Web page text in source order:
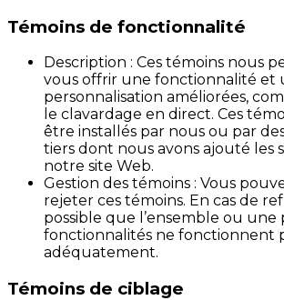
Témoins de fonctionnalité
Description : Ces témoins nous
vous offrir une fonctionnalité et
personnalisation améliorées,
le clavardage en direct. Ces
être installés par nous ou par
tiers dont nous avons ajouté les
notre site Web.
Gestion des témoins : Vous
rejeter ces témoins. En cas de
possible que l’ensemble ou une
fonctionnalités ne fonctionnent
adéquatement.
Témoins de ciblage